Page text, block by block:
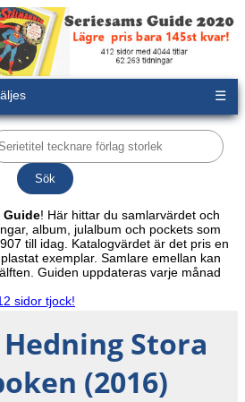
☰
Guide! Här hittar du samlarvärdet och
album, julalbum och pockets som
till idag. Katalogvärdet är det pris en
exemplar. Samlare emellan kan
Guiden uppdateras varje månad
sidor tjock!
Stora
(2016)